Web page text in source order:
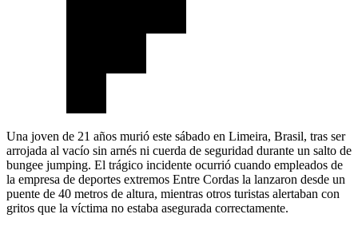
Una joven de 21 años murió este sábado en Limeira, Brasil, tras ser
arrojada al vacío sin arnés ni cuerda de seguridad durante un salto de
bungee jumping. El trágico incidente ocurrió cuando empleados de
la empresa de deportes extremos Entre Cordas la lanzaron desde un
puente de 40 metros de altura, mientras otros turistas alertaban con
gritos que la víctima no estaba asegurada correctamente.